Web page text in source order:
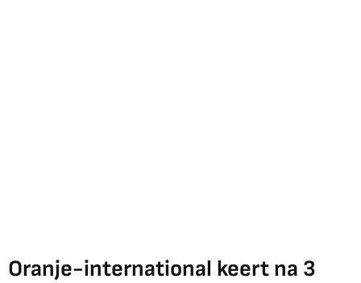
Oranje-international keert na 3